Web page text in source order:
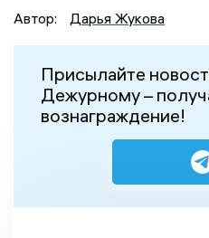
Автор:
Дарья Жукова
Присылайте
Дежурному –
вознаграждение!